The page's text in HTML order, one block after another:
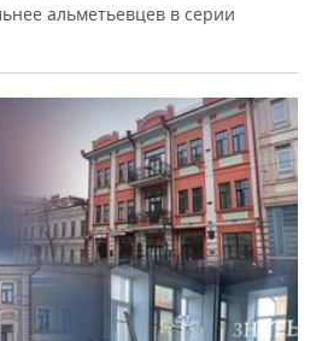
альметьевцев в серии